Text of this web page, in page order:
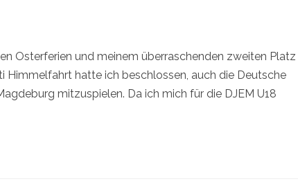
Osterferien und meinem überraschenden zweiten Platz
Himmelfahrt hatte ich beschlossen, auch die Deutsche
mitzuspielen. Da ich mich für die DJEM U18